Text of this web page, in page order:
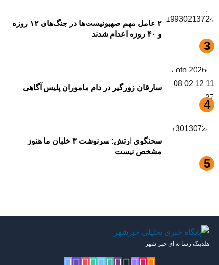
۲ عامل مهم صهیونیست‌ها در جنگ‌های ۱۲ روزه
و ۴۰ روزه اعدام شدند
سارقان زورگیر در دام ماموران پلیس آگاهی
سخنگوی ارتش: سرنوشت ۳ خلبان ما هنوز
مشخص نیست
هلدینگ رسا نه ای خبر شهر